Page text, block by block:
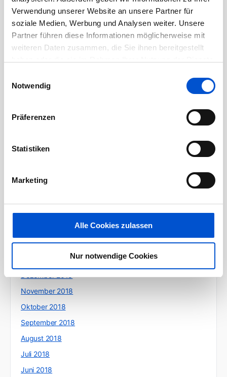
Verwendung unserer Website an unsere Partner für
soziale Medien, Werbung und Analysen weiter. Unsere
Partner führen diese Informationen möglicherweise mit
weiteren Daten zusammen, die Sie ihnen bereitgestellt
Notwendig
Präferenzen
Statistiken
Marketing
Alle Cookies zulassen
Nur notwendige Cookies
Mai 2020
April 2020
März 2020
Dezember 2019
Oktober 2019
August 2019
Juni 2019
April 2019
Februar 2019
Dezember 2018
November 2018
Oktober 2018
September 2018
August 2018
Juli 2018
Juni 2018